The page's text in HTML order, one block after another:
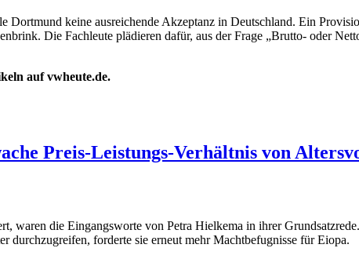
Dortmund keine ausreichende Akzeptanz in Deutschland. Ein
Die Fachleute plädieren dafür, aus der Frage „Brutto- oder
auf vwheute.de.
Preis-Leistungs-Verhältnis von
waren die Eingangsworte von Petra Hielkema in ihrer
durchzugreifen, forderte sie erneut mehr Machtbefugnisse für Eiopa.